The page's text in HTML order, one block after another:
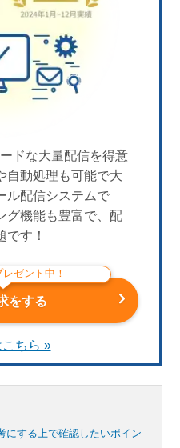
ドな大量配信を得意
自動処理も可能で大
ル配信システムで
グ機能も豊富で、配
です！
ゼント中！
をする
ちら »
にする上で確認したいポイン